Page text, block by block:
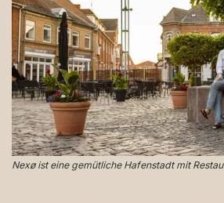
Nexø ist eine gemütliche Hafenstadt mit